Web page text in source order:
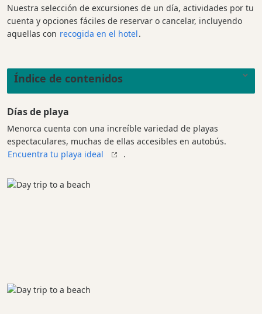
Nuestra selección de excursiones de un día, actividades por tu
cuenta y opciones fáciles de reservar o cancelar, incluyendo
aquellas con recogida en el hotel.
Índice de contenidos
Días de playa
Menorca cuenta con una increíble variedad de playas
espectaculares, muchas de ellas accesibles en autobús.
Encuentra tu playa ideal
.